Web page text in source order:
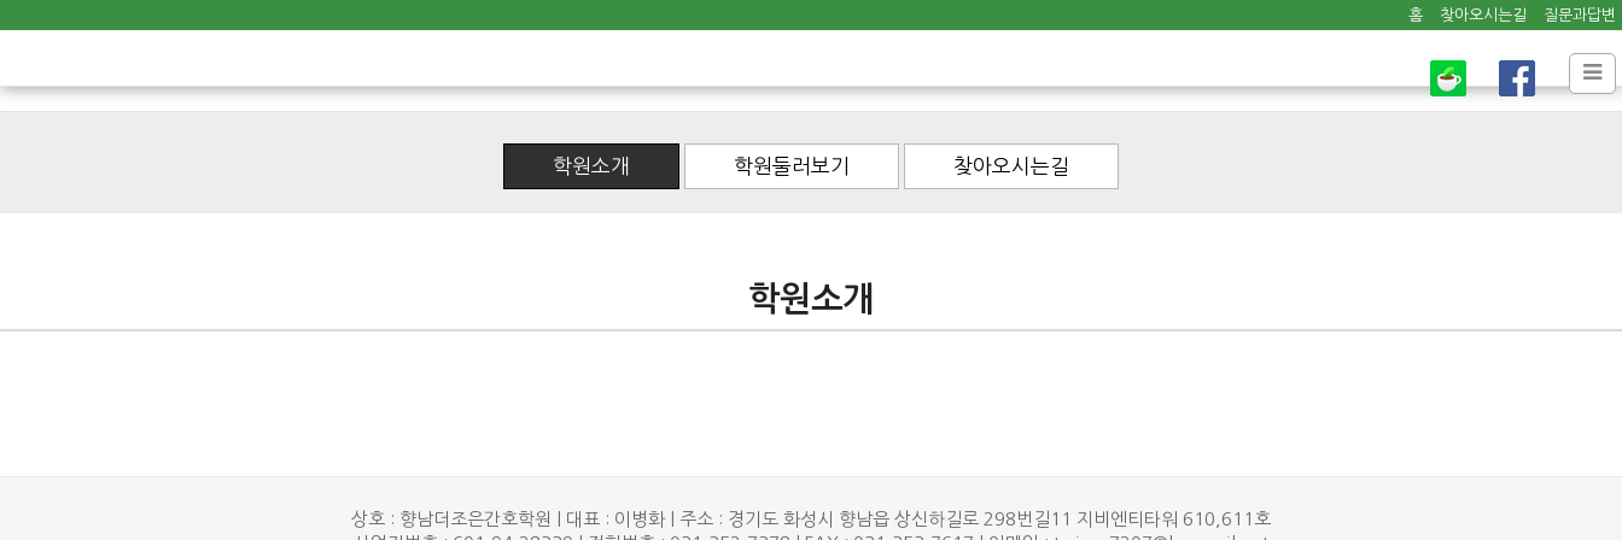
홈 찾아오시는길 질문과답변
학원소개 학원둘러보기 찾아오시는길
학원소개
상호 : 향남더조은간호학원 | 대표 : 이병화 | 주소 : 경기도 화성시 향남읍 상신하길로 298번길11 지비엔티타워 610,611호